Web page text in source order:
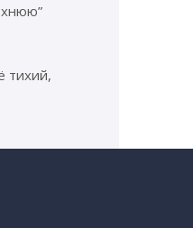
тихий,